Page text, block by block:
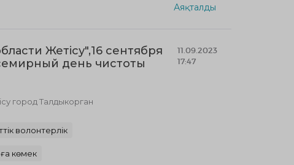
Аяқталды
Жетісу",16 сентября
день чистоты
город Талдыкорган
волонтерлік
көмек
11.09.2023
17:47